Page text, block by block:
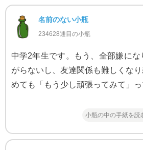
名前のない小瓶
234628通目の小瓶
中学2年生です。もう、全部嫌にな
がらないし、友達関係も難しくな
めても「もう少し頑張ってみて」
小瓶の中の手紙を読